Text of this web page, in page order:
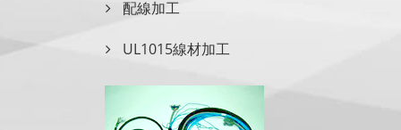
配線加工
UL1015線材加工